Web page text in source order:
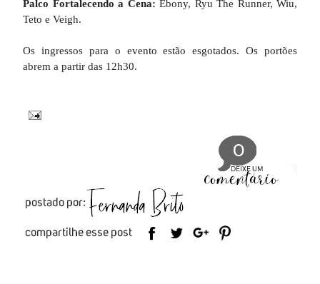
Palco Fortalecendo a Cena: Ebony, Ryu The Runner, Wiu,
Teto e Veigh.
Os ingressos para o evento estão esgotados. Os portões
abrem a partir das 12h30.
0